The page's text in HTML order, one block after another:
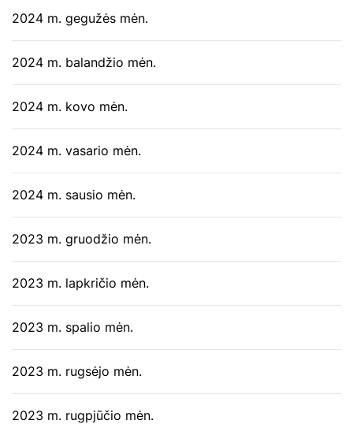
2024 m. gegužės mėn.
2024 m. balandžio mėn.
2024 m. kovo mėn.
2024 m. vasario mėn.
2024 m. sausio mėn.
2023 m. gruodžio mėn.
2023 m. lapkričio mėn.
2023 m. spalio mėn.
2023 m. rugsėjo mėn.
2023 m. rugpjūčio mėn.